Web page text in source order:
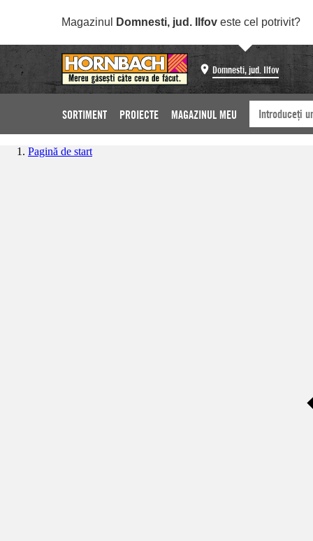
Magazinul Domnesti, jud. Ilfov este cel potrivit?
Domnesti, jud. Ilfov
SORTIMENT PROIECTE MAGAZINUL MEU
Pagină de start